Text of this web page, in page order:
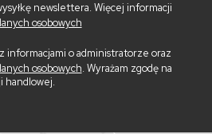
newslettera. Więcej informacji
osobowych
informacjami o administratorze oraz
osobowych. Wyrażam zgodę na
handlowej.